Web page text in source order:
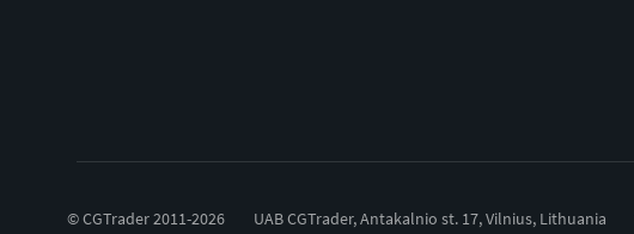
© CGTrader 2011-2026 UAB CGTrader, Antakalnio st. 17, Vilnius, Lithuania